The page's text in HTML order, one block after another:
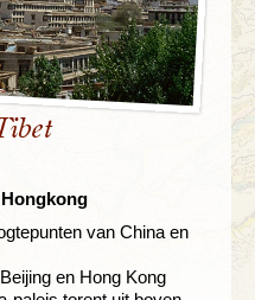
van China en
en Hong Kong